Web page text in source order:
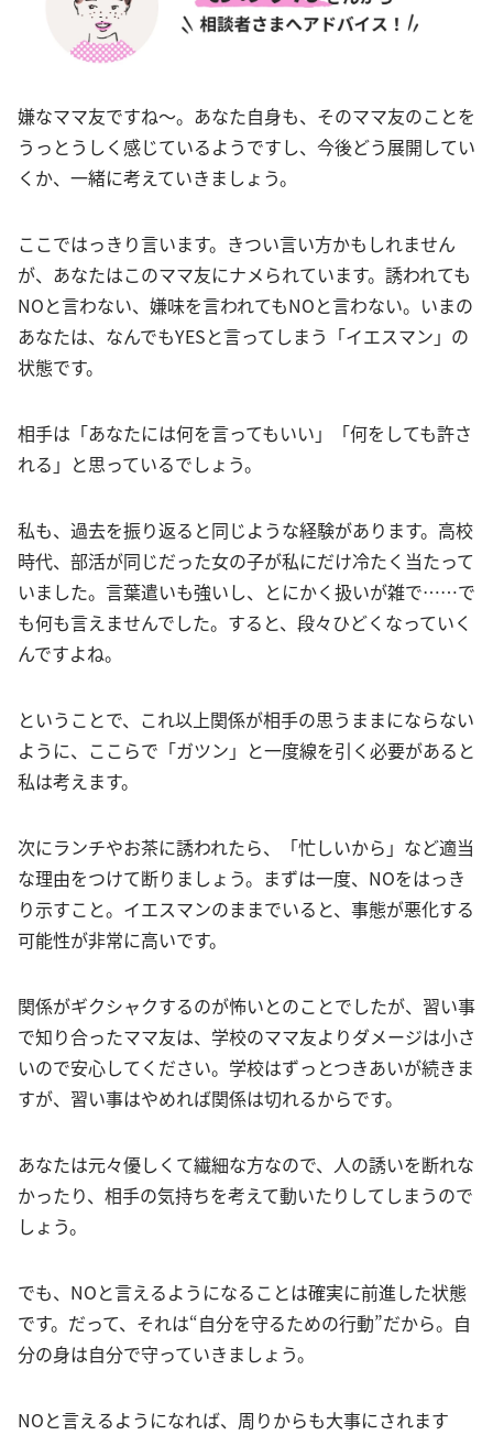
嫌なママ友ですね〜。あなた自身も、そのママ友のことを
うっとうしく感じているようですし、今後どう展開してい
くか、一緒に考えていきましょう。
ここではっきり言います。きつい言い方かもしれません
が、あなたはこのママ友にナメられています。誘われても
NOと言わない、嫌味を言われてもNOと言わない。いまの
あなたは、なんでもYESと言ってしまう「イエスマン」の
状態です。
相手は「あなたには何を言ってもいい」「何をしても許さ
れる」と思っているでしょう。
私も、過去を振り返ると同じような経験があります。高校
時代、部活が同じだった女の子が私にだけ冷たく当たって
いました。言葉遣いも強いし、とにかく扱いが雑で……で
も何も言えませんでした。すると、段々ひどくなっていく
んですよね。
ということで、これ以上関係が相手の思うままにならない
ように、ここらで「ガツン」と一度線を引く必要があると
私は考えます。
次にランチやお茶に誘われたら、「忙しいから」など適当
な理由をつけて断りましょう。まずは一度、NOをはっき
り示すこと。イエスマンのままでいると、事態が悪化する
可能性が非常に高いです。
関係がギクシャクするのが怖いとのことでしたが、習い事
で知り合ったママ友は、学校のママ友よりダメージは小さ
いので安心してください。学校はずっとつきあいが続きま
すが、習い事はやめれば関係は切れるからです。
あなたは元々優しくて繊細な方なので、人の誘いを断れな
かったり、相手の気持ちを考えて動いたりしてしまうので
しょう。
でも、NOと言えるようになることは確実に前進した状態
です。だって、それは“自分を守るための行動”だから。自
分の身は自分で守っていきましょう。
NOと言えるようになれば、周りからも大事にされます